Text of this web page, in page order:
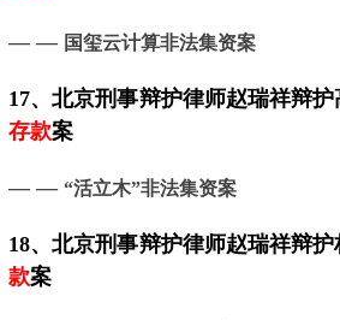
— — 国玺云计算非法集资案
17、北京刑事辩护律师赵瑞祥辩护
存款案
— — “活立木”非法集资案
18、北京刑事辩护律师赵瑞祥辩护
款案